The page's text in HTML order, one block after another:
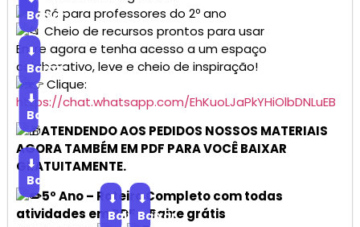
Só para professores do 2º ano
Baixar
Cheio de recursos prontos para usar
Entre agora e tenha acesso a um espaço
colaborativo, leve e cheio de inspiração!
⬇
Baixar
Clique:
https://chat.whatsapp.com/EhKuoLJaPkYHiOlbDNLuEB
⬇
Baixar
ATENDENDO AOS PEDIDOS NOSSOS MATERIAIS
AGORA TAMBÉM EM PDF PARA VOCÊ BAIXAR
GRATUITAMENTE.
⬇
Baixar
5º Ano – Roteiro Completo com todas
atividades em PDF – Baixe grátis
⬇
Baixar
⬇
Baixar